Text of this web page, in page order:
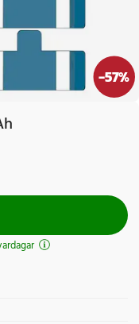
-57%